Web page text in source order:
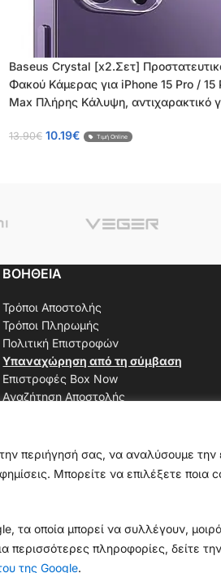
περιήγησή σας, να αναλύσουμε την
Μπορείτε να επιλέξετε ποια
τα οποία μπορεί να συλλέγουν,
περισσότερες πληροφορίες, δείτε την
της Google.
Baseus Crystal [x2.Σετ]
Φακού Κάμερας για iPhone 15 Pro / 15
Max Πλήρης Κάλυψη, αντιχαρακτικό
13.90€ 10.19€ Τιμή Online
ΒΟΗΘΕΙΑ
Τρόποι Αποστολής
Τρόποι Πληρωμής
Πολιτική Επιστροφών
Υπαναχώρηση από τη σύμβαση
Επιστροφές Box Now
Αναζήτηση Αποστολής